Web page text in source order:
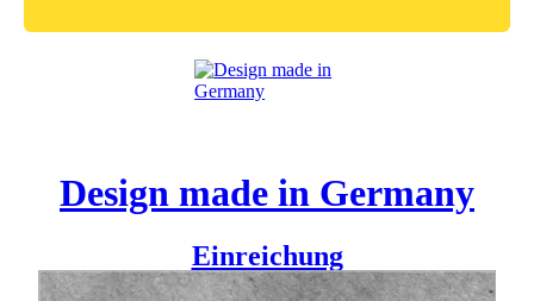
Design made in Germany
Einreichung